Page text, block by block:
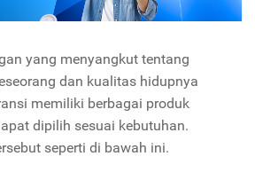
yang menyangkut tentang
dan kualitas hidupnya
memiliki berbagai produk
dipilih sesuai kebutuhan.
seperti di bawah ini.